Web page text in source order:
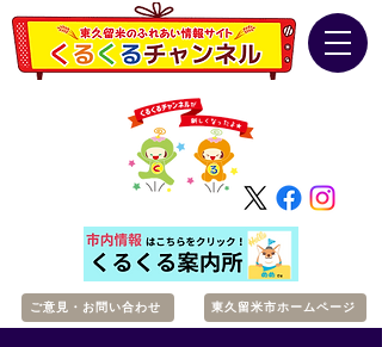
ご意見・お問い合わせ 東久留米市ホームページ